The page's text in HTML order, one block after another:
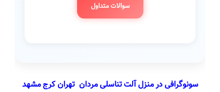
سوالات متداول
سونوگرافی در منزل آلت تناسلی مردان تهران کرج مشهد